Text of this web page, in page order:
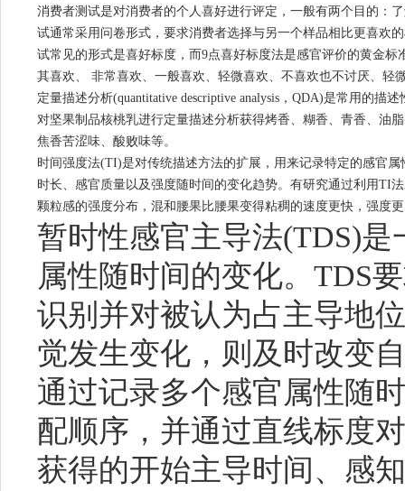
消费者测试是对消费者的个人喜好进行评定，一般有两个目的：
试通常采用问卷形式，要求消费者选择与另一个样品相比更喜欢
试常见的形式是喜好标度，而9点喜好标度法是感官评价的黄金
其喜欢、 非常喜欢、一般喜欢、轻微喜欢、不喜欢也不讨厌、轻
定量描述分析(quantitative descriptive analysis，QDA)是常用的
对坚果制品核桃乳进行定量描述分析获得烤香、糊香、青香、油
焦香苦涩味、酸败味等。
时间强度法(TI)是对传统描述方法的扩展，用来记录特定的感官
时长、感官质量以及强度随时间的变化趋势。有研究通过利用TI
颗粒感的强度分布，混和腰果比腰果变得粘稠的速度更快，强度
暂时性感官主导法(TDS)
属性随时间的变化。TDS
识别并对被认为占主导地
觉发生变化，则及时改变
通过记录多个感官属性随
配顺序，并通过直线标度
获得的开始主导时间、感